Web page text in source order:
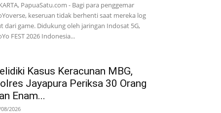
PapuaSatu.com - Bagi para penggemar
keseruan tidak berhenti saat mereka log
dari game. Didukung oleh jaringan Indosat 5G,
FEST 2026 Indonesia...
Kasus Keracunan MBG,
Jayapura Periksa 30 Orang
Enam...
2026